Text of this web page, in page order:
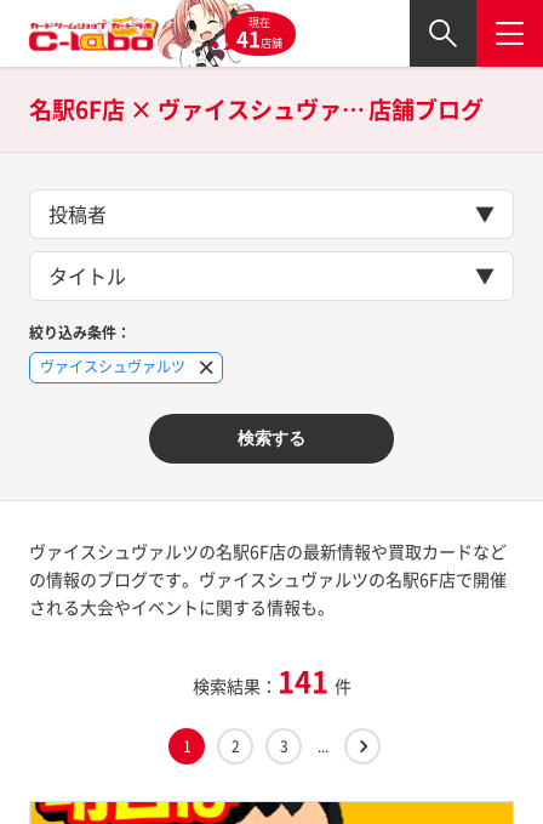
現在
41店舗
名駅6F店 × ヴァイスシュヴァルツの店舗ブログ
投稿者
タイトル
絞り込み条件：
ヴァイスシュヴァルツ
検索する
ヴァイスシュヴァルツの名駅6F店の最新情報や買取カードなど
の情報のブログです。ヴァイスシュヴァルツの名駅6F店で開催
される大会やイベントに関する情報も。
検索結果： 141 件
1 2 3 ...